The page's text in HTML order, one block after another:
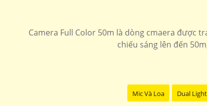
🗂 Camera wifi 360 Siêu Nét
Camera Full Color 50m là dòng cmaera được
chiếu sáng lên đến
Mic Và Loa Dual Light